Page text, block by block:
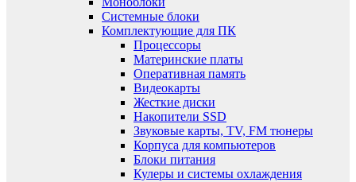
Системные блоки
Комплектующие для ПК
Процессоры
Материнские платы
Оперативная память
Видеокарты
Жесткие диски
Накопители SSD
Звуковые карты, TV, FM тюнеры
Корпуса для компьютеров
Блоки питания
Кулеры и системы охлаждения